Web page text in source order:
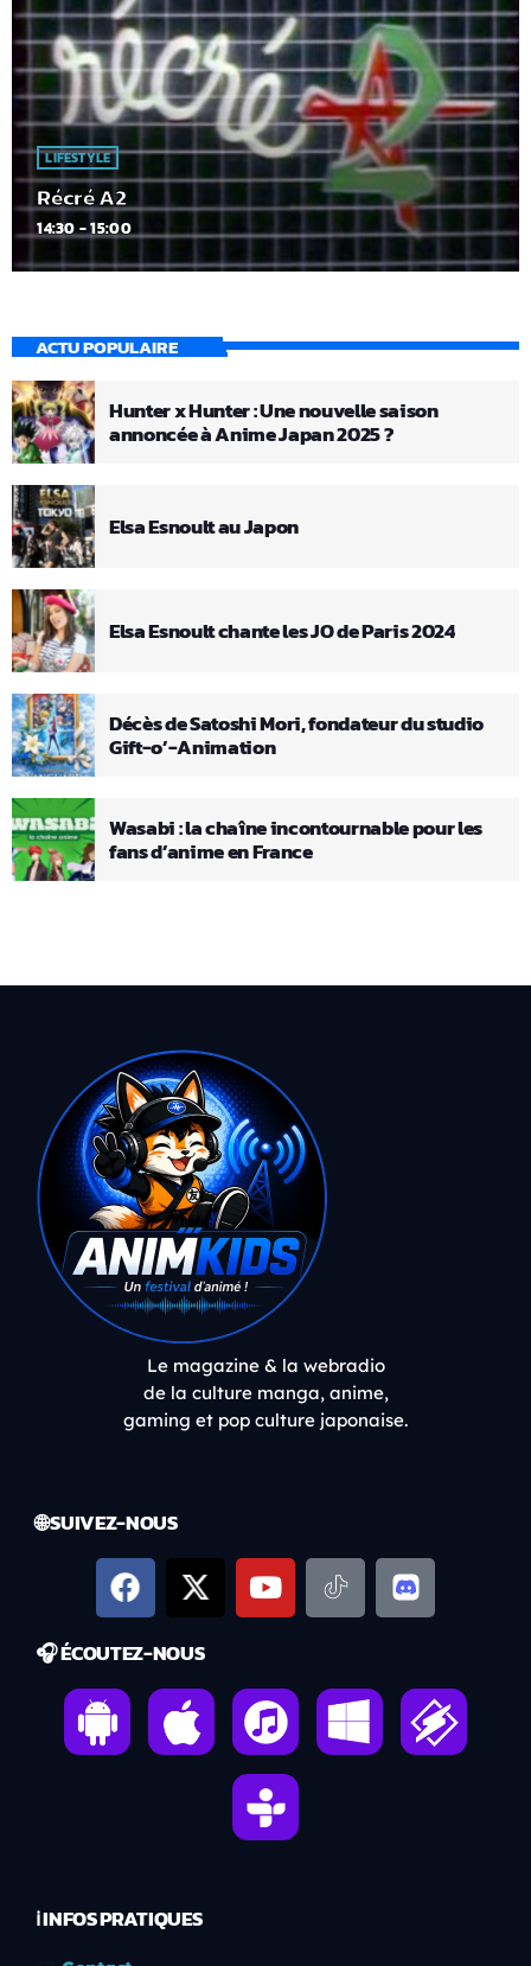
LIFESTYLE
Récré A2
14:30 - 15:00
ACTU POPULAIRE
Hunter x Hunter : Une nouvelle saison
annoncée à Anime Japan 2025 ?
Elsa Esnoult au Japon
Elsa Esnoult chante les JO de Paris 2024
Décès de Satoshi Mori, fondateur du studio
Gift-o’-Animation
Wasabi : la chaîne incontournable pour les
fans d’anime en France
Le magazine & la webradio
de la culture manga, anime,
gaming et pop culture japonaise.
🌐 SUIVEZ-NOUS
🎧 ÉCOUTEZ-NOUS
ℹ️ INFOS PRATIQUES